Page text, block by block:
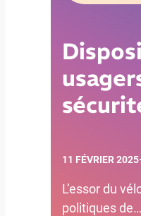
11 FÉVRIER 2025·
L’essor du
politiques de…